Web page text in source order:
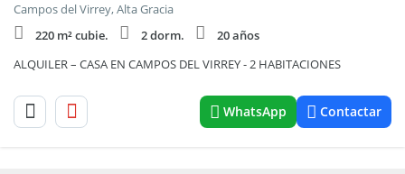
Campos del Virrey, Alta Gracia
220 m² cubie.
2 dorm.
20 años
ALQUILER – CASA EN CAMPOS DEL VIRREY - 2 HABITACIONES
WhatsApp Contactar